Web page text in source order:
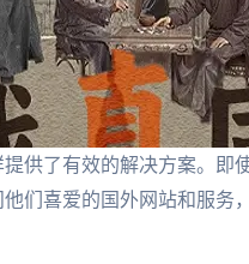
供了有效的解决方案。即
们喜爱的国外网站和服务